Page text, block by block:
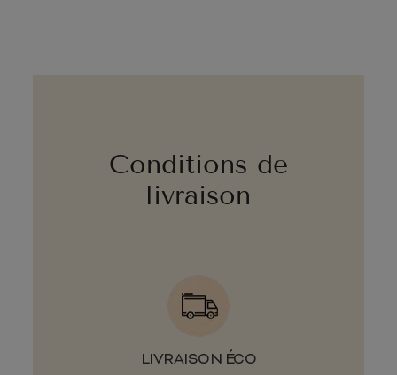
Conditions de
livraison
LIVRAISON ÉCO